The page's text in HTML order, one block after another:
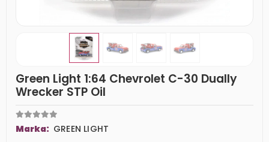
Green Light 1:64 Chevrolet C-30 Dually
Wrecker STP Oil
Marka: GREEN LIGHT